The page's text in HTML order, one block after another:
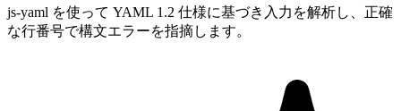
js-yaml を使って YAML 1.2 仕様に基づき入力を解析し、正確
な行番号で構文エラーを指摘します。